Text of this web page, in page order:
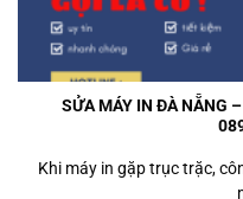
SỬA MÁY IN ĐÀ NẴNG
Khi máy in gặp trục trặc,